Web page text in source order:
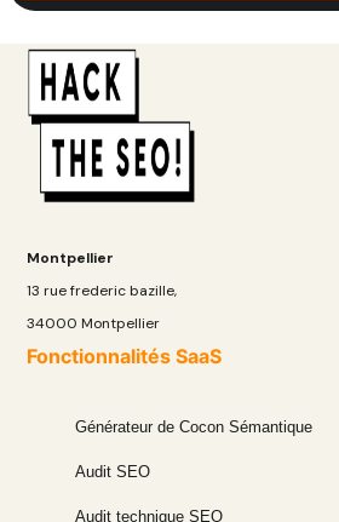
Montpellier
13 rue frederic bazille,
34000 Montpellier
Fonctionnalités SaaS
Générateur de Cocon Sémantique
Audit SEO
Audit technique SEO